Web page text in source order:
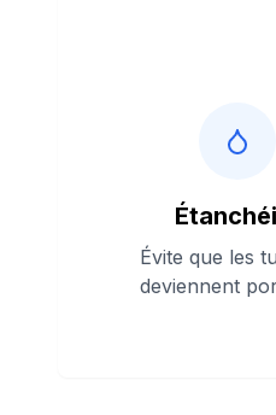
Évite que les
deviennent